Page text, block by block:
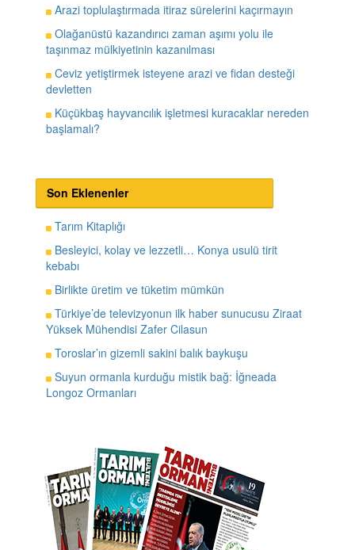
Arazi toplulaştırmada itiraz sürelerini kaçırmayın
Olağanüstü kazandırıcı zaman aşımı yolu ile
taşınmaz mülkiyetinin kazanılması
Ceviz yetiştirmek isteyene arazi ve fidan desteği
devletten
Küçükbaş hayvancılık işletmesi kuracaklar nereden
başlamalı?
Son Eklenenler
Tarım Kitaplığı
Besleyici, kolay ve lezzetli… Konya usulü tirit
kebabı
Birlikte üretim ve tüketim mümkün
Türkiye’de televizyonun ilk haber sunucusu Ziraat
Yüksek Mühendisi Zafer Cilasun
Toroslar’ın gizemli sakini balık baykuşu
Suyun ormanla kurduğu mistik bağ: İğneada
Longoz Ormanları